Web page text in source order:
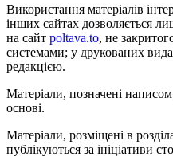
Використання матеріалів
інших сайтах дозволяється
на сайт poltava.to, не
системами; у друкованих
редакцією.
Матеріали, позначені написом
основі.
Матеріали, розміщені в
публікуються за ініціативи